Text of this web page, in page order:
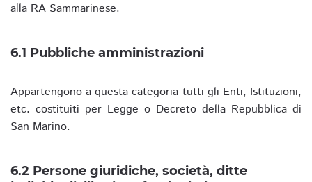
alla RA Sammarinese.
6.1 Pubbliche amministrazioni
Appartengono a questa categoria tutti gli Enti, Istituzioni,
etc. costituiti per Legge o Decreto della Repubblica di
San Marino.
6.2 Persone giuridiche, società, ditte